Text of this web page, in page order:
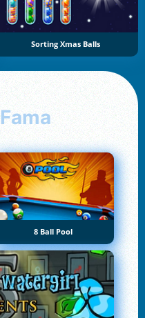
Sorting Xmas Balls
Fama
8 Ball Pool